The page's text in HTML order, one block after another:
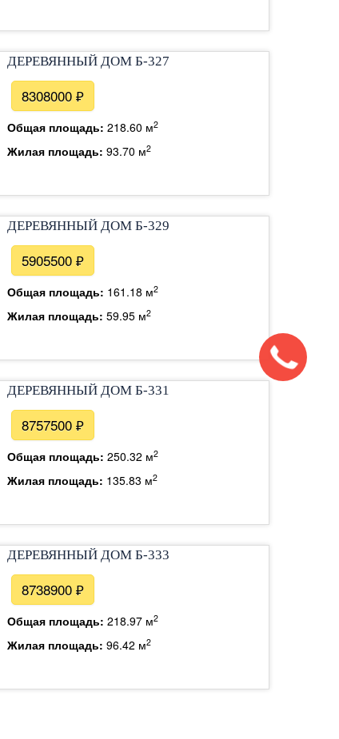
ДЕРЕВЯННЫЙ ДОМ Б-327
8308000 ₽
Общая площадь:218.60 м2
Жилая площадь:93.70 м2
ДЕРЕВЯННЫЙ ДОМ Б-329
5905500 ₽
Общая площадь: 161.18 м2
Жилая площадь:59.95 м2
ДЕРЕВЯННЫЙ ДОМ Б-331
8757500 ₽
Общая площадь:250.32 м2
Жилая площадь: 135.83 м2
ДЕРЕВЯННЫЙ ДОМ Б-333
8738900 ₽
Общая площадь:218.97 м2
Жилая площадь:96.42 м2